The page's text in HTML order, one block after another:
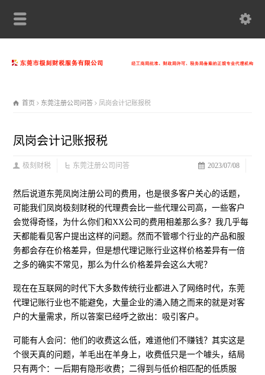
首页 东莞注册公司问答 凤岗会计记账报税
凤岗会计记账报税
2023/07/08
极刻财税 东莞注册公司问答
然后说道东莞凤岗注册公司的费用，也是很多客户关心的话题，
可能我们凤岗极刻财税的代理费会比一些代理公司高，一些客户
会觉得奇怪，为什么你们和XX公司的费用相差那么多？我几乎每
天都能看见客户提出这样的问题。然而不管哪个行业的产品和服
务都会存在价格差异，但是想代理记账行业这样价格差异有一倍
之多的确实不常见，那么为什么价格差异会这么大呢？
现在在互联网的时代下大多数传统行业都进入了网络时代，东莞
代理记账行业也不能避免，大量企业的涌入随之而来的就是对客
户的大量需求，所以答案已经呼之欲出：吸引客户。
可能有人会问：他们的收费这么低，难道他们不赚钱？其实这是
个很天真的问题，羊毛出在羊身上，收费低只是一个噱头，结局
只有两个：一后期有隐形收费；二得到与低价相匹配的低质服